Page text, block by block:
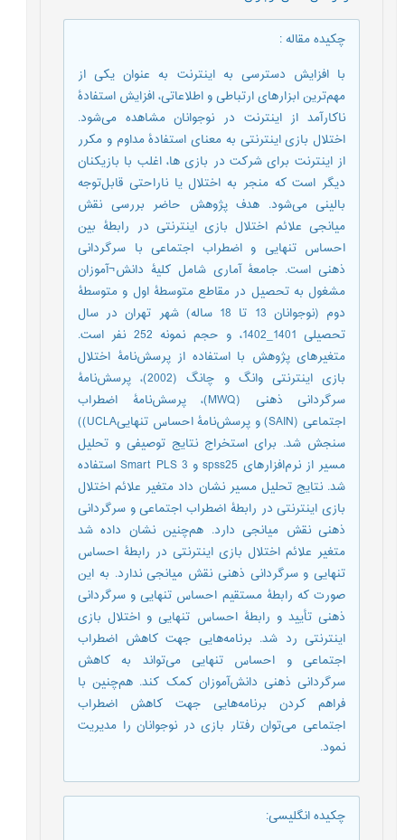
چکیده مقاله:
با افزایش دسترسی به اینترنت به عنوان یکی از
مهم‌ترین ابزارهای ارتباطی و اطلاعاتی، افزایش استفادۀ
ناکارآمد از اینترنت در نوجوانان مشاهده می‌شود.
اختلال بازی اینترنتی به معنای استفادۀ مداوم و مکرر
از اینترنت برای شرکت در بازی ها، اغلب با بازیکنان
دیگر است که منجر به اختلال یا ناراحتی قابل‌توجه
بالینی می‌شود. هدف پژوهش حاضر بررسی نقش
میانجی علائم اختلال بازی اینترنتی در رابطۀ بین
احساس تنهایی و اضطراب اجتماعی با سرگردانی
ذهنی است. جامعۀ آماری شامل کلیۀ دانش¬آموزان
مشغول به تحصیل در مقاطع متوسطۀ اول و متوسطۀ
دوم (نوجوانان 13 تا 18 ساله) شهر تهران در سال
تحصیلی 1401_1402، و حجم نمونه 252 نفر است.
متغیرهای پژوهش با استفاده از پرسش‌نامۀ اختلال
بازی اینترنتی وانگ و چانگ (2002)، پرسش‌نامۀ
سرگردانی ذهنی (MWQ)، پرسش‌نامۀ اضطراب
اجتماعی (SAIN) و پرسش‌نامۀ احساس تنهاییUCLA))
سنجش شد. برای استخراج نتایج توصیفی و تحلیل
مسیر از نرم‌افزارهای spss25 و Smart PLS 3 استفاده
شد. نتایج تحلیل مسیر نشان داد متغیر علائم اختلال
بازی اینترنتی در رابطۀ اضطراب اجتماعی و سرگردانی
ذهنی نقش میانجی دارد. هم‌چنین نشان داده شد
متغیر علائم اختلال بازی اینترنتی در رابطۀ احساس
تنهایی و سرگردانی ذهنی نقش میانجی ندارد. به این
صورت که رابطۀ مستقیم احساس تنهایی و سرگردانی
ذهنی تأیید و رابطۀ احساس تنهایی و اختلال بازی
اینترنتی رد شد. برنامه‌هایی جهت کاهش اضطراب
اجتماعی و احساس تنهایی می‌تواند به کاهش
سرگردانی ذهنی دانش‌آموزان کمک کند. هم‌چنین با
فراهم کردن برنامه‌هایی جهت کاهش اضطراب
اجتماعی می‌توان رفتار بازی در نوجوانان را مدیریت
نمود.
چکیده انگلیسی: